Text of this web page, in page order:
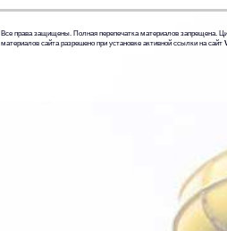
Все права защищены. Полная перепечатка материалов запрещена.
материалов сайта разрешено при установке активной ссылки на сайт